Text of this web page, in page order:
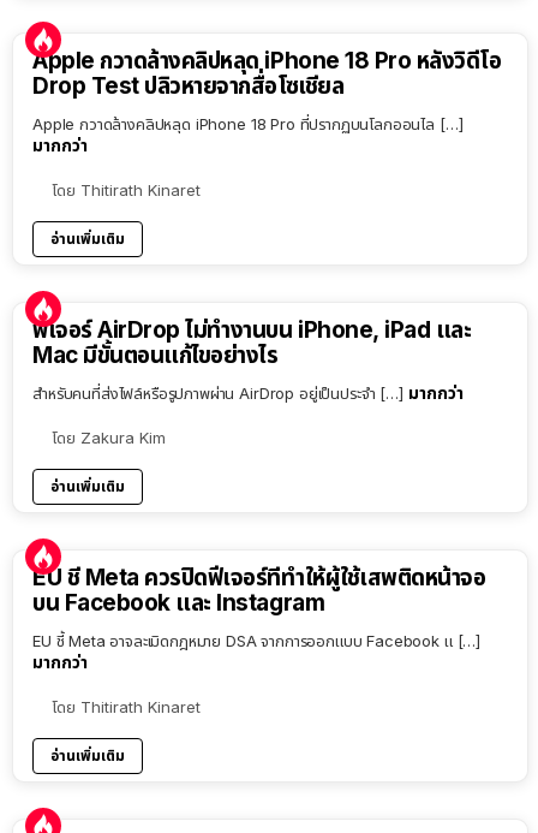
Apple กวาดล้างคลิปหลุด iPhone 18 Pro หลังวิดีโอ
Drop Test ปลิวหายจากสื่อโซเชียล
Apple กวาดล้างคลิปหลุด iPhone 18 Pro ที่ปรากฏบนโลกออนไล […]
มากกว่า
โดย Thitirath Kinaret
อ่านเพิ่มเติม
ฟีเจอร์ AirDrop ไม่ทำงานบน iPhone, iPad และ
Mac มีขั้นตอนแก้ไขอย่างไร
สำหรับคนที่ส่งไฟล์หรือรูปภาพผ่าน AirDrop อยู่เป็นประจำ […] มากกว่า
โดย Zakura Kim
อ่านเพิ่มเติม
EU ชี้ Meta ควรปิดฟีเจอร์ที่ทำให้ผู้ใช้เสพติดหน้าจอ
บน Facebook และ Instagram
EU ชี้ Meta อาจละเมิดกฎหมาย DSA จากการออกแบบ Facebook แ […]
มากกว่า
โดย Thitirath Kinaret
อ่านเพิ่มเติม